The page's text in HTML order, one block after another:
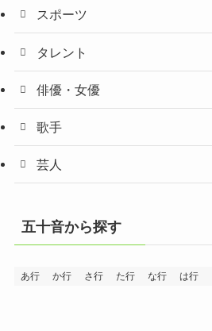
スポーツ
タレント
俳優・女優
歌手
芸人
五十音から探す
あ行 か行 さ行 た行 な行 は行